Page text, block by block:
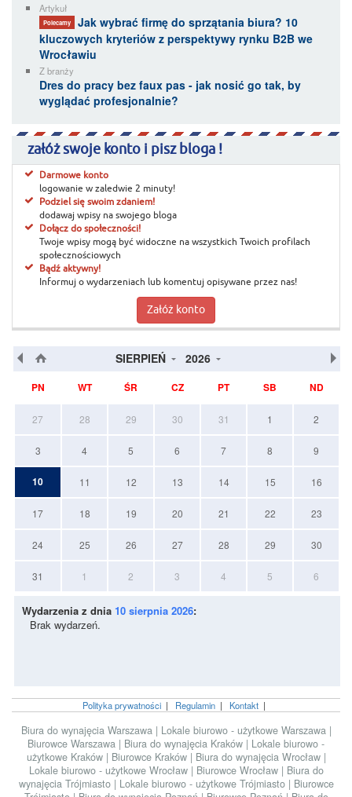
Artykuł
Polecamy
Jak wybrać firmę do sprzątania biura? 10
kluczowych kryteriów z perspektywy rynku B2B we
Wrocławiu
Z branży
Dres do pracy bez faux pas - jak nosić go tak, by
wyglądać profesjonalnie?
załóż swoje konto i pisz bloga !
Darmowe konto
logowanie w zaledwie 2 minuty!
Podziel się swoim zdaniem!
dodawaj wpisy na swojego bloga
Dołącz do społeczności!
Twoje wpisy mogą być widoczne na wszystkich Twoich profilach
społecznościowych
Bądź aktywny!
Informuj o wydarzeniach lub komentuj opisywane przez nas!
Załóż konto
SIERPIEŃ 2026
PN WT ŚR CZ PT SB ND
27 28 29 30 31 1 2
3 4 5 6 7 8 9
10 11 12 13 14 15 16
17 18 19 20 21 22 23
24 25 26 27 28 29 30
31 1 2 3 4 5 6
Wydarzenia z dnia 10 sierpnia 2026:
Brak wydarzeń.
Polityka prywatności| Regulamin| Kontakt|
Biura do wynajęcia Warszawa | Lokale biurowo - użytkowe Warszawa |
Biurowce Warszawa | Biura do wynajęcia Kraków | Lokale biurowo -
użytkowe Kraków | Biurowce Kraków | Biura do wynajęcia Wrocław |
Lokale biurowo - użytkowe Wrocław | Biurowce Wrocław | Biura do
wynajęcia Trójmiasto | Lokale biurowo - użytkowe Trójmiasto | Biurowce